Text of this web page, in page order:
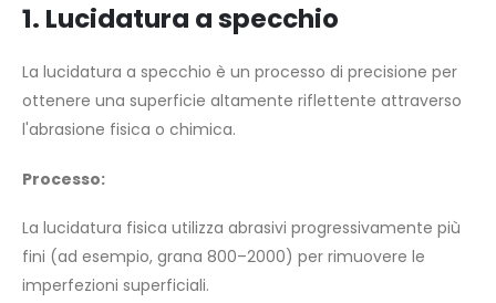
1. Lucidatura a specchio
La lucidatura a specchio è un processo di precisione per
ottenere una superficie altamente riflettente attraverso
l'abrasione fisica o chimica.
Processo:
La lucidatura fisica utilizza abrasivi progressivamente più
fini (ad esempio, grana 800–2000) per rimuovere le
imperfezioni superficiali.